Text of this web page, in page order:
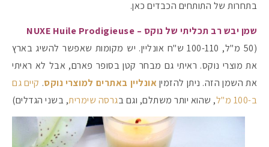
בתחרות של התותחים הכבדים כאן.
שמן יבש רב תכליתי של נוקס – NUXE Huile Prodigieuse
(50 מ"ל, 100-110 ש"ח אונליין. יש מקומות שאפשר להשיג בארץ
את מוצרי נוקס. ראיתי גם מבחר קטן בסופר פארם, אבל לא ראיתי
את השמן הזה. ניתן להזמין אונליין באתרים למוצרי נוקס. קיים גם
ב-100 מ"ל
, שהוא יותר משתלם, וגם בגרסה שימרית, בשני הגדלים)